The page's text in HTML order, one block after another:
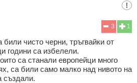
1
3
чисто черни, тръгвайки от
години са избелели.
са станали европейци много
са били само малко над нивото на
създали.